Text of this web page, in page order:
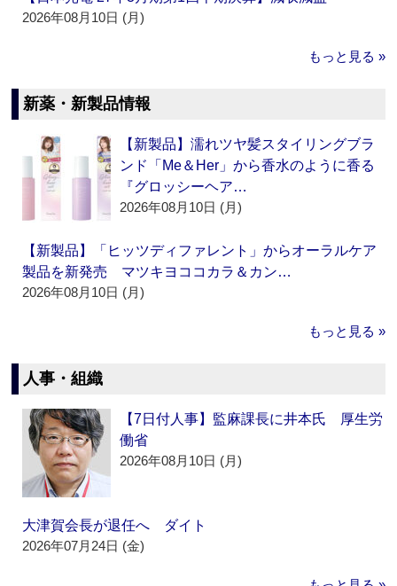
2026年08月10日 (月)
もっと見る »
新薬・新製品情報
【新製品】濡れツヤ髪スタイリングブラ
ンド「Me＆Her」から香水のように香る
『グロッシーヘア…
2026年08月10日 (月)
【新製品】「ヒッツディファレント」からオーラルケア
製品を新発売 マツキヨココカラ＆カン…
2026年08月10日 (月)
もっと見る »
人事・組織
【7日付人事】監麻課長に井本氏 厚生労
働省
2026年08月10日 (月)
大津賀会長が退任へ ダイト
2026年07月24日 (金)